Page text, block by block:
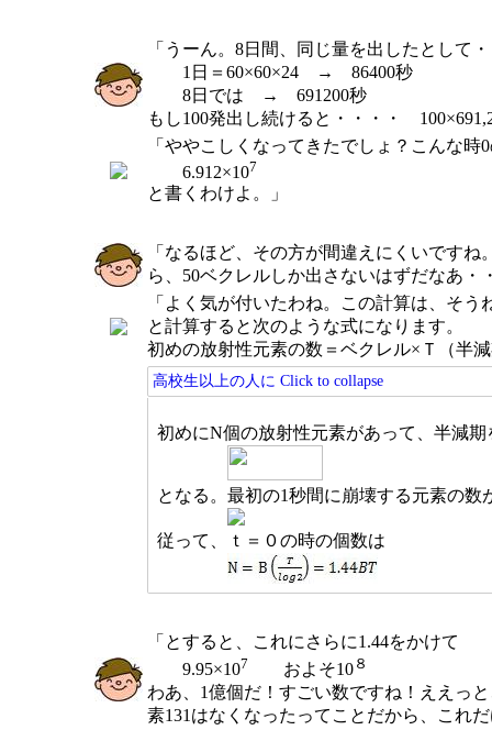
「うーん。8日間、同じ量を出したとして
1日＝60×60×24 → 86400秒
8日では → 691200秒
もし100発出し続けると・・・・
「ややこしくなってきたでしょ？こんな
6.912×107
と書くわけよ。」
「なるほど、その方が間違えにくいです
ら、50ベクレルしか出さないはずだなあ・
「よく気が付いたわね。この計算は、そ
と計算すると次のような式になります。
初めの放射性元素の数＝ベクレル×Ｔ（半
高校生以上の人に Click to collapse
初めにN個の放射性元素があって、半減
となる。最初の1秒間に崩壊する元素の数
従って、ｔ＝０の時の個数は
「とすると、これにさらに1.44をかけて
9.95×107 およそ10 ８
わあ、1億個だ！すごい数ですね！ええっ
素131はなくなったってことだから、これ